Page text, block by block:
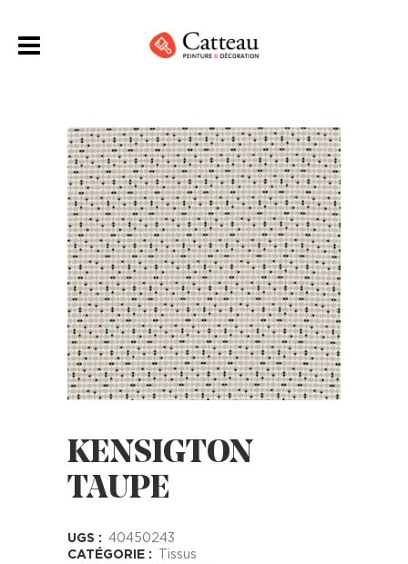
KENSIGTON
TAUPE
UGS : 40450243
CATÉGORIE :
Tissus